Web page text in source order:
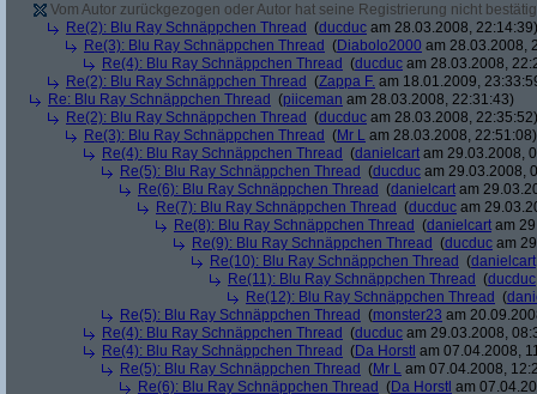
Vom Autor zurückgezogen oder Autor hat seine Registrierung nicht
Re(2): Blu Ray Schnäppchen Thread (ducduc am 28.03.2008, 22:14:39)
Re(3): Blu Ray Schnäppchen Thread (Diabolo2000 am 28.03.2008,
Re(4): Blu Ray Schnäppchen Thread (ducduc am 28.03.2008,
Re(2): Blu Ray Schnäppchen Thread (Zappa F. am 18.01.2009,
Re: Blu Ray Schnäppchen Thread (piiceman am 28.03.2008, 22:31:43)
Re(2): Blu Ray Schnäppchen Thread (ducduc am 28.03.2008, 22:35:52)
Re(3): Blu Ray Schnäppchen Thread (Mr L am 28.03.2008, 22:51:08)
Re(4): Blu Ray Schnäppchen Thread (danielcart am 29.03.2008,
Re(5): Blu Ray Schnäppchen Thread (ducduc am 29.03.2008,
Re(6): Blu Ray Schnäppchen Thread (danielcart am
Re(7): Blu Ray Schnäppchen Thread (ducduc am
Re(8): Blu Ray Schnäppchen Thread (danielcart am
Re(9): Blu Ray Schnäppchen Thread (ducduc am
Re(10): Blu Ray Schnäppchen Thread (danielcart
Re(11): Blu Ray Schnäppchen Thread (ducduc
Re(12): Blu Ray Schnäppchen Thread (
Re(5): Blu Ray Schnäppchen Thread (monster23 am
Re(4): Blu Ray Schnäppchen Thread (ducduc am 29.03.2008,
Re(4): Blu Ray Schnäppchen Thread (Da Horstl am 07.04.2008,
Re(5): Blu Ray Schnäppchen Thread (Mr L am 07.04.2008,
Re(6): Blu Ray Schnäppchen Thread (Da Horstl am